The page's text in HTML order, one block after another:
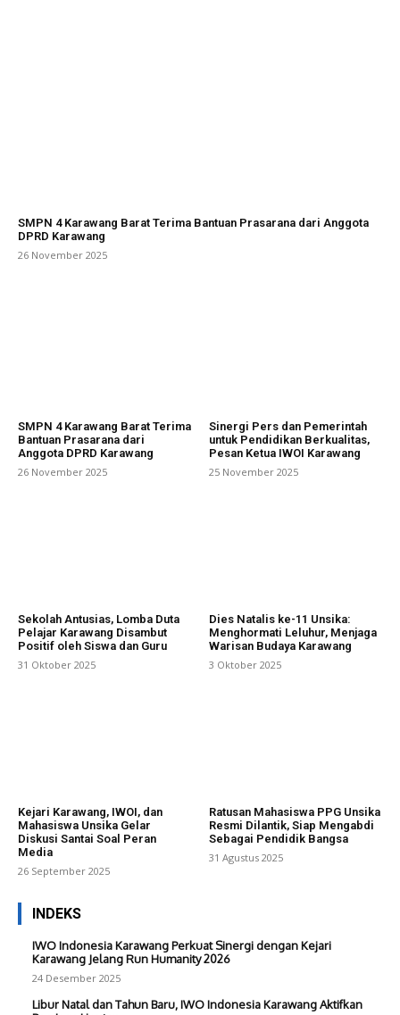
SMPN 4 Karawang Barat Terima Bantuan Prasarana dari Anggota
DPRD Karawang
26 November 2025
SMPN 4 Karawang Barat Terima
Bantuan Prasarana dari
Anggota DPRD Karawang
26 November 2025
Sinergi Pers dan Pemerintah
untuk Pendidikan Berkualitas,
Pesan Ketua IWOI Karawang
25 November 2025
Sekolah Antusias, Lomba Duta
Pelajar Karawang Disambut
Positif oleh Siswa dan Guru
31 Oktober 2025
Dies Natalis ke-11 Unsika:
Menghormati Leluhur, Menjaga
Warisan Budaya Karawang
3 Oktober 2025
Kejari Karawang, IWOI, dan
Mahasiswa Unsika Gelar
Diskusi Santai Soal Peran
Media
26 September 2025
Ratusan Mahasiswa PPG Unsika
Resmi Dilantik, Siap Mengabdi
Sebagai Pendidik Bangsa
31 Agustus 2025
INDEKS
IWO Indonesia Karawang Perkuat Sinergi dengan Kejari
Karawang Jelang Run Humanity 2026
24 Desember 2025
Libur Natal dan Tahun Baru, IWO Indonesia Karawang Aktifkan